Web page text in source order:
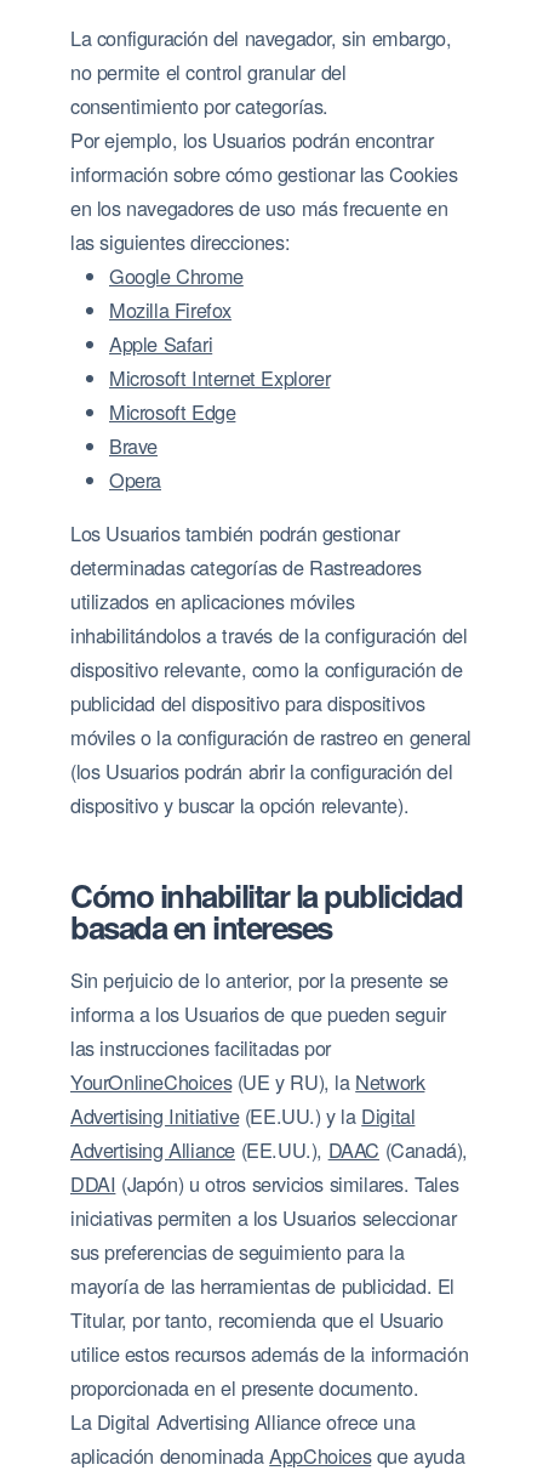
La configuración del navegador, sin embargo,
no permite el control granular del
consentimiento por categorías.
Por ejemplo, los Usuarios podrán encontrar
información sobre cómo gestionar las Cookies
en los navegadores de uso más frecuente en
las siguientes direcciones:
Google Chrome
Mozilla Firefox
Apple Safari
Microsoft Internet Explorer
Microsoft Edge
Brave
Opera
Los Usuarios también podrán gestionar
determinadas categorías de Rastreadores
utilizados en aplicaciones móviles
inhabilitándolos a través de la configuración del
dispositivo relevante, como la configuración de
publicidad del dispositivo para dispositivos
móviles o la configuración de rastreo en general
(los Usuarios podrán abrir la configuración del
dispositivo y buscar la opción relevante).
Cómo inhabilitar la publicidad
basada en intereses
Sin perjuicio de lo anterior, por la presente se
informa a los Usuarios de que pueden seguir
las instrucciones facilitadas por
YourOnlineChoices(UE y RU), la Network
Advertising Initiative(EE.UU.) y la Digital
Advertising Alliance (EE.UU.), DAAC (Canadá),
DDAI (Japón) u otros servicios similares. Tales
iniciativas permiten a los Usuarios seleccionar
sus preferencias de seguimiento para la
mayoría de las herramientas de publicidad. El
Titular, por tanto, recomienda que el Usuario
utilice estos recursos además de la información
proporcionada en el presente documento.
La Digital Advertising Alliance ofrece una
aplicación denominadaAppChoicesque ayuda